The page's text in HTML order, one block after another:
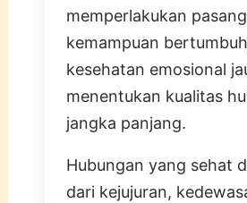
memperlakukan
kemampuan
kesehatan emosional
menentukan kualitas
jangka panjang.
Hubungan yang sehat
dari kejujuran,